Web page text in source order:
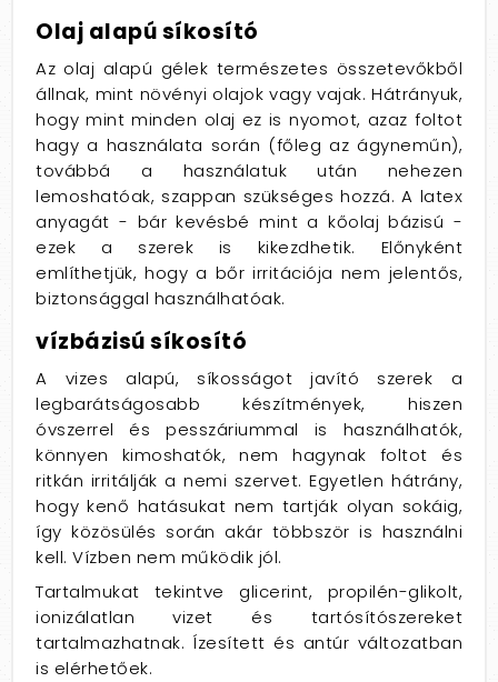
Olaj alapú síkosító
Az olaj alapú gélek természetes összetevőkből
állnak, mint növényi olajok vagy vajak. Hátrányuk,
hogy mint minden olaj ez is nyomot, azaz foltot
hagy a használata során (főleg az ágyneműn),
továbbá a használatuk után nehezen
lemoshatóak, szappan szükséges hozzá. A latex
anyagát - bár kevésbé mint a kőolaj bázisú -
ezek a szerek is kikezdhetik. Előnyként
említhetjük, hogy a bőr irritációja nem jelentős,
biztonsággal használhatóak.
vízbázisú síkosító
A vizes alapú, síkosságot javító szerek a
legbarátságosabb készítmények, hiszen
óvszerrel és pesszáriummal is használhatók,
könnyen kimoshatók, nem hagynak foltot és
ritkán irritálják a nemi szervet. Egyetlen hátrány,
hogy kenő hatásukat nem tartják olyan sokáig,
így közösülés során akár többször is használni
kell. Vízben nem működik jól.
Tartalmukat tekintve glicerint, propilén-glikolt,
ionizálatlan vizet és tartósítószereket
tartalmazhatnak. Ízesített és antúr változatban
is elérhetőek.